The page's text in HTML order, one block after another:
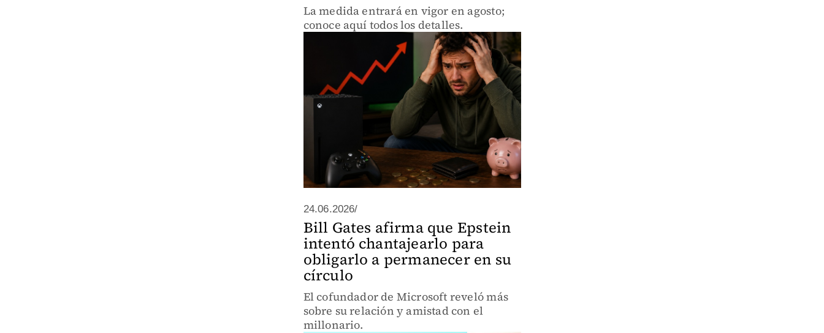
La medida entrará en vigor en agosto;
conoce aquí todos los detalles.
24.06.2026/
Bill Gates afirma que Epstein
intentó chantajearlo para
obligarlo a permanecer en su
círculo
El cofundador de Microsoft reveló más
sobre su relación y amistad con el
millonario.